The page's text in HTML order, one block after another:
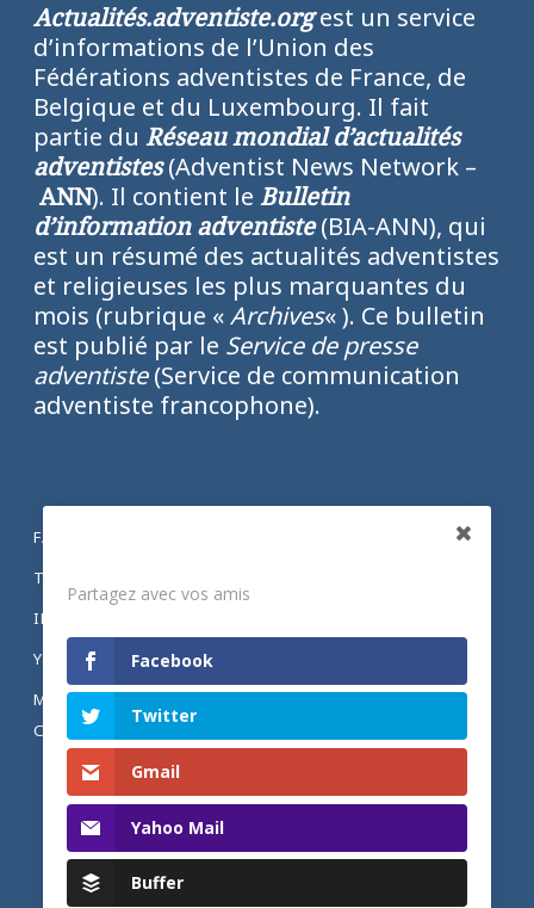
Actualités.adventiste.orgest un service
d’informations de l’Union des
Fédérations adventistes de France, de
Belgique et du Luxembourg. Il fait
partie du Réseau mondial d’actualités
adventistes(Adventist News Network –
ANN). Il contient le Bulletin
d’information adventiste(BIA-ANN), qui
est un résumé des actualités adventistes
et religieuses les plus marquantes du
mois (rubrique «Archives« ). Ce bulletin
est publié par le Service de presse
adventiste(Service de communication
adventiste francophone).
FACEBOOK
TWITTER
INSTAGRAM
YOUTUBE
MENTIONS LÉGALES ET POLITIQUE DE
CONFIDENTIALITÉ
Partagez avec vos amis
Facebook
Twitter
Gmail
Yahoo Mail
Buffer